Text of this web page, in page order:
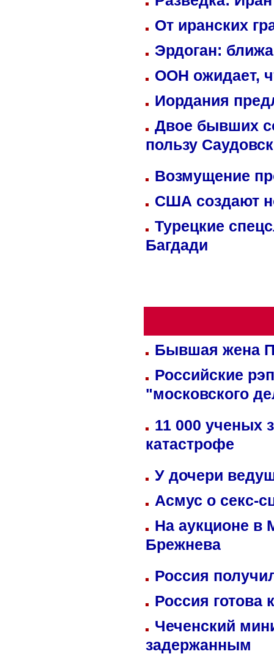
От иранских
Эрдоган:
ООН ожидает,
Иордания
Двое бывших
пользу
Возмущение
США создают
Турецкие
Багдади
Бывшая жена
Российские
"московского
11 000 ученых
катастрофе
У дочери
Асмус о секс-
На аукционе в
Брежнева
Россия
Россия готова
Чеченский